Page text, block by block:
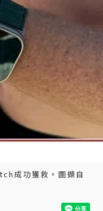
成功獲救。圖擷自